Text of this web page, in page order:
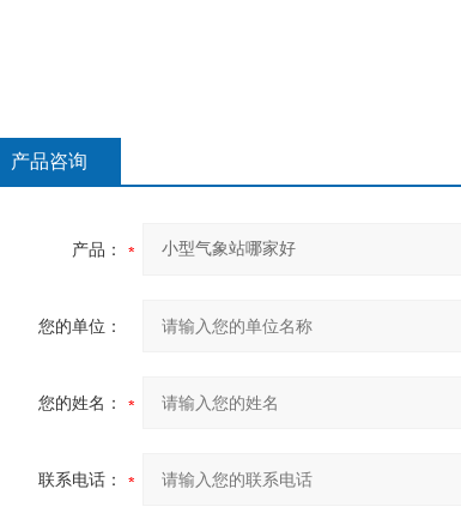
产品咨询
产品：
您的单位：
您的姓名：
联系电话：